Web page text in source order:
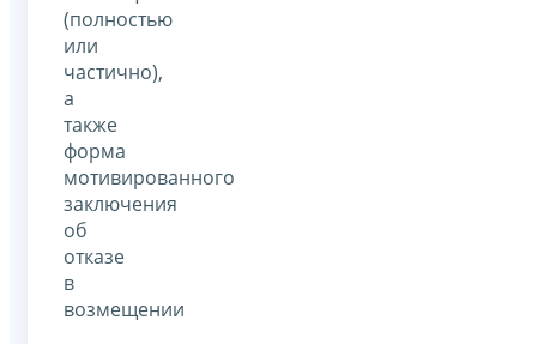
(полностью
или
частично),
а
также
форма
мотивированного
заключения
об
отказе
в
возмещении